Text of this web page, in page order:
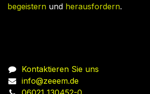
begeistern und herausfordern.
Kontaktieren Sie uns
info@zeeem.de